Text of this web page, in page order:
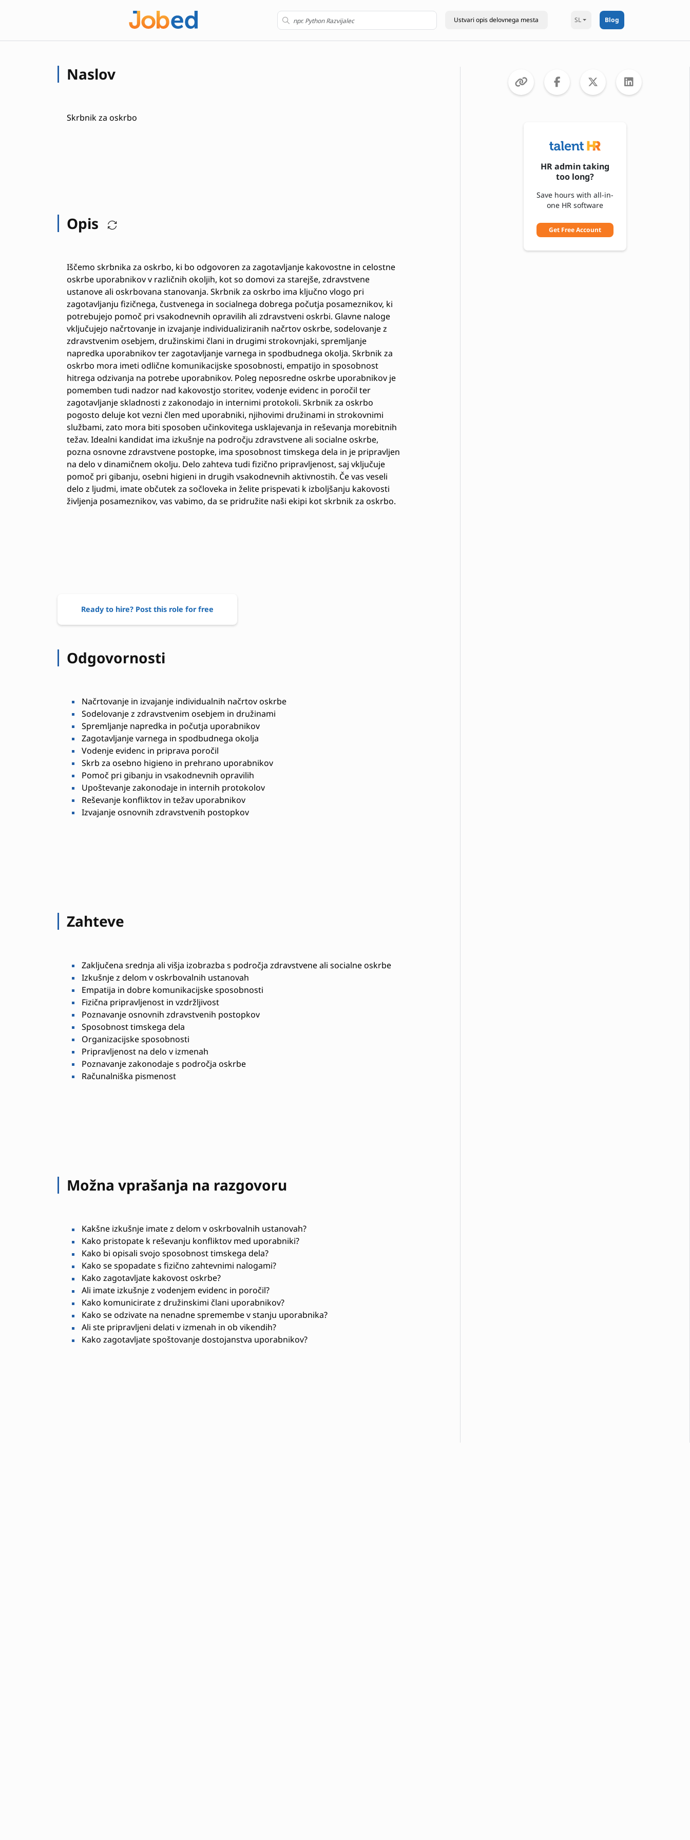
SL Blog
Naslov
Skrbnik za oskrbo
Opis
Iščemo skrbnika za oskrbo, ki bo odgovoren za zagotavljanje kakovostne in celostne
oskrbe uporabnikov v različnih okoljih, kot so domovi za starejše, zdravstvene
ustanove ali oskrbovana stanovanja. Skrbnik za oskrbo ima ključno vlogo pri
zagotavljanju fizičnega, čustvenega in socialnega dobrega počutja posameznikov, ki
potrebujejo pomoč pri vsakodnevnih opravilih ali zdravstveni oskrbi. Glavne naloge
vključujejo načrtovanje in izvajanje individualiziranih načrtov oskrbe, sodelovanje z
zdravstvenim osebjem, družinskimi člani in drugimi strokovnjaki, spremljanje
napredka uporabnikov ter zagotavljanje varnega in spodbudnega okolja. Skrbnik za
oskrbo mora imeti odlične komunikacijske sposobnosti, empatijo in sposobnost
hitrega odzivanja na potrebe uporabnikov. Poleg neposredne oskrbe uporabnikov je
pomemben tudi nadzor nad kakovostjo storitev, vodenje evidenc in poročil ter
zagotavljanje skladnosti z zakonodajo in internimi protokoli. Skrbnik za oskrbo
pogosto deluje kot vezni člen med uporabniki, njihovimi družinami in strokovnimi
službami, zato mora biti sposoben učinkovitega usklajevanja in reševanja morebitnih
težav. Idealni kandidat ima izkušnje na področju zdravstvene ali socialne oskrbe,
pozna osnovne zdravstvene postopke, ima sposobnost timskega dela in je pripravljen
na delo v dinamičnem okolju. Delo zahteva tudi fizično pripravljenost, saj vključuje
pomoč pri gibanju, osebni higieni in drugih vsakodnevnih aktivnostih. Če vas veseli
delo z ljudmi, imate občutek za sočloveka in želite prispevati k izboljšanju kakovosti
življenja posameznikov, vas vabimo, da se pridružite naši ekipi kot skrbnik za oskrbo.
Ready to hire? Post this role for free
Odgovornosti
Načrtovanje in izvajanje individualnih načrtov oskrbe
Sodelovanje z zdravstvenim osebjem in družinami
Spremljanje napredka in počutja uporabnikov
Zagotavljanje varnega in spodbudnega okolja
Vodenje evidenc in priprava poročil
Skrb za osebno higieno in prehrano uporabnikov
Pomoč pri gibanju in vsakodnevnih opravilih
Upoštevanje zakonodaje in internih protokolov
Reševanje konfliktov in težav uporabnikov
Izvajanje osnovnih zdravstvenih postopkov
Zahteve
Zaključena srednja ali višja izobrazba s področja zdravstvene ali socialne oskrbe
Izkušnje z delom v oskrbovalnih ustanovah
Empatija in dobre komunikacijske sposobnosti
Fizična pripravljenost in vzdržljivost
Poznavanje osnovnih zdravstvenih postopkov
Sposobnost timskega dela
Organizacijske sposobnosti
Pripravljenost na delo v izmenah
Poznavanje zakonodaje s področja oskrbe
Računalniška pismenost
Možna vprašanja na razgovoru
Kakšne izkušnje imate z delom v oskrbovalnih ustanovah?
Kako pristopate k reševanju konfliktov med uporabniki?
Kako bi opisali svojo sposobnost timskega dela?
Kako se spopadate s fizično zahtevnimi nalogami?
Kako zagotavljate kakovost oskrbe?
Ali imate izkušnje z vodenjem evidenc in poročil?
Kako komunicirate z družinskimi člani uporabnikov?
Kako se odzivate na nenadne spremembe v stanju uporabnika?
Ali ste pripravljeni delati v izmenah in ob vikendih?
Kako zagotavljate spoštovanje dostojanstva uporabnikov?
HR admin taking
too long?
Save hours with all-in-
one HR software
Get Free Account